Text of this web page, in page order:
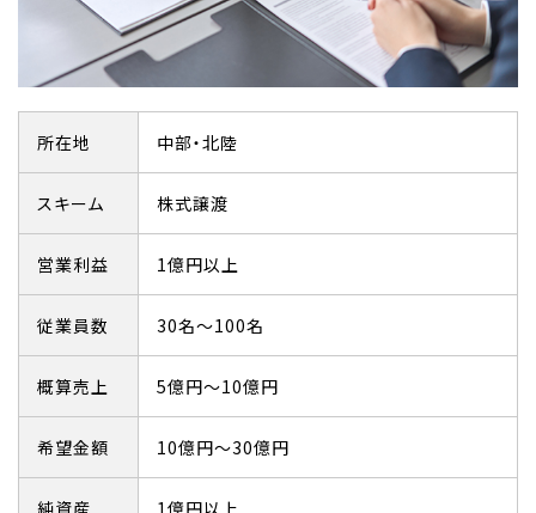
所在地 中部・北陸
スキーム 株式譲渡
営業利益 1億円以上
従業員数 30名～100名
概算売上 5億円～10億円
希望金額 10億円～30億円